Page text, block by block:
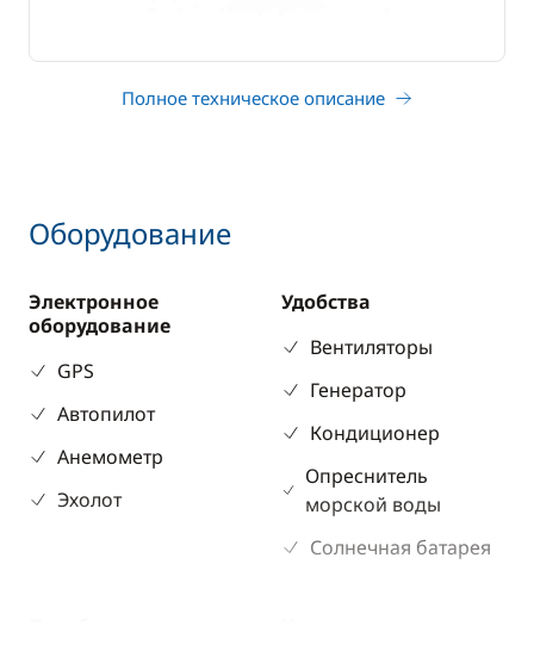
Полное техническое описание
Оборудование
Электронное
оборудование
GPS
Автопилот
Анемометр
Эхолот
Удобства
Вентиляторы
Генератор
Кондиционер
Опреснитель
морской воды
Солнечная батарея